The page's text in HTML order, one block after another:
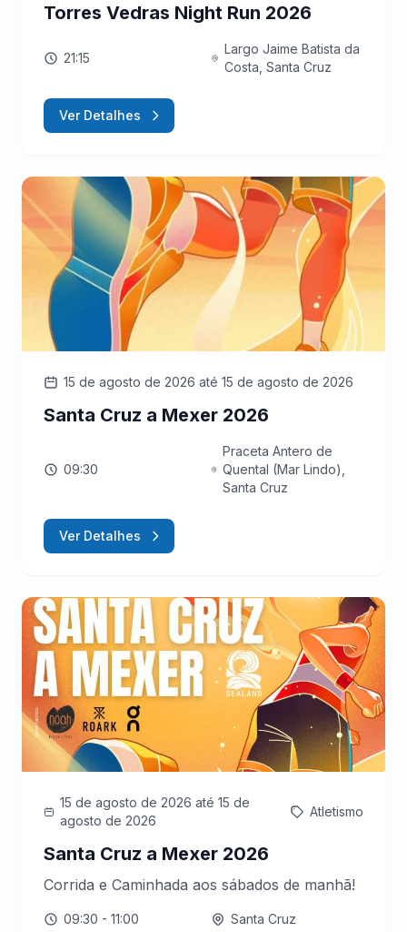
Torres Vedras Night Run 2026
21:15
Largo Jaime Batista da
Costa, Santa Cruz
Ver Detalhes
15 de agosto de 2026 até 15 de agosto de 2026
Santa Cruz a Mexer 2026
09:30
Praceta Antero de
Quental (Mar Lindo),
Santa Cruz
Ver Detalhes
15 de agosto de 2026 até 15 de
agosto de 2026
Atletismo
Santa Cruz a Mexer 2026
Corrida e Caminhada aos sábados de manhã!
09:30 - 11:00 Santa Cruz